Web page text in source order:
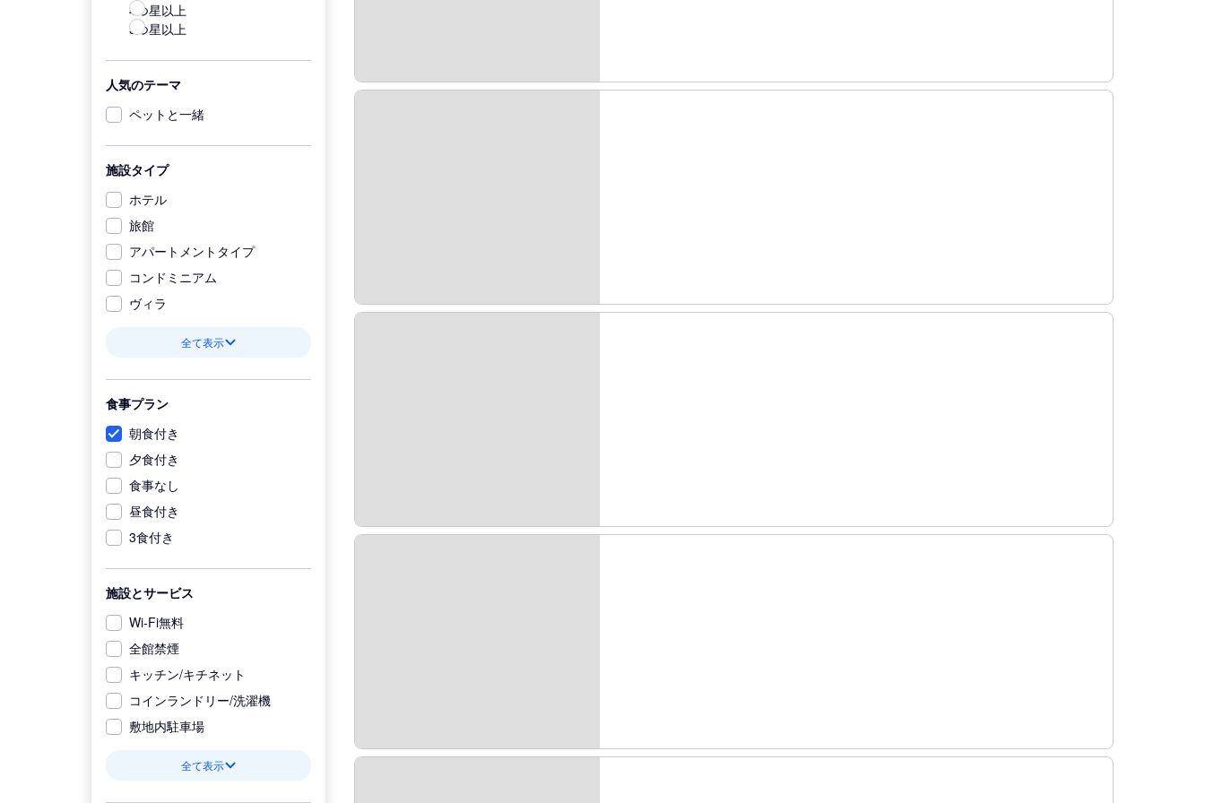
4つ星以上
3つ星以上
人気のテーマ
ペットと一緒
施設タイプ
ホテル
旅館
アパートメントタイプ
コンドミニアム
ヴィラ
全て表示
食事プラン
朝食付き
夕食付き
食事なし
昼食付き
3食付き
施設とサービス
Wi-Fi無料
全館禁煙
キッチン/キチネット
コインランドリー/洗濯機
敷地内駐車場
全て表示